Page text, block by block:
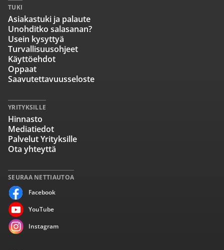
SEURAA NETTIAUTOA
Facebook
YouTube
Instagram
TUKI
Asiakastuki ja palaute
Unohditko salasanan?
Usein kysyttyä
Turvallisuusohjeet
Käyttöehdot
Oppaat
Saavutettavuusseloste
YRITYKSILLE
Hinnasto
Mediatiedot
Palvelut Yrityksille
Ota yhteyttä